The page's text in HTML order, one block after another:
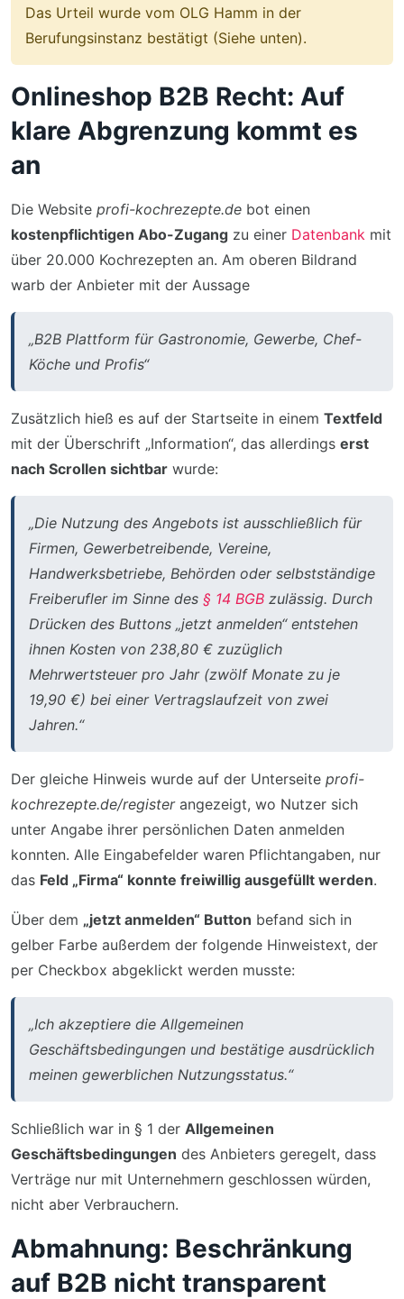
Das Urteil wurde vom OLG Hamm in der
Berufungsinstanz bestätigt (Siehe unten).
Onlineshop B2B Recht: Auf
klare Abgrenzung kommt es
an
Die Website profi-kochrezepte.de bot einen
kostenpflichtigen Abo-Zugang zu einer Datenbank mit
über 20.000 Kochrezepten an. Am oberen Bildrand
warb der Anbieter mit der Aussage
„B2B Plattform für Gastronomie, Gewerbe, Chef-
Köche und Profis“
Zusätzlich hieß es auf der Startseite in einem Textfeld
mit der Überschrift „Information“, das allerdings erst
nach Scrollen sichtbar wurde:
„Die Nutzung des Angebots ist ausschließlich für
Firmen, Gewerbetreibende, Vereine,
Handwerksbetriebe, Behörden oder selbstständige
Freiberufler im Sinne des § 14 BGB zulässig. Durch
Drücken des Buttons „jetzt anmelden“ entstehen
ihnen Kosten von 238,80 € zuzüglich
Mehrwertsteuer pro Jahr (zwölf Monate zu je
19,90 €) bei einer Vertragslaufzeit von zwei
Jahren.“
Der gleiche Hinweis wurde auf der Unterseite profi-
kochrezepte.de/registerangezeigt, wo Nutzer sich
unter Angabe ihrer persönlichen Daten anmelden
konnten. Alle Eingabefelder waren Pflichtangaben, nur
das Feld „Firma“ konnte freiwillig ausgefüllt werden.
Über dem „jetzt anmelden“ Button befand sich in
gelber Farbe außerdem der folgende Hinweistext, der
per Checkbox abgeklickt werden musste:
„Ich akzeptiere die Allgemeinen
Geschäftsbedingungen und bestätige ausdrücklich
meinen gewerblichen Nutzungsstatus.“
Schließlich war in § 1 der Allgemeinen
Geschäftsbedingungen des Anbieters geregelt, dass
Verträge nur mit Unternehmern geschlossen würden,
nicht aber Verbrauchern.
Abmahnung: Beschränkung
auf B2B nicht transparent